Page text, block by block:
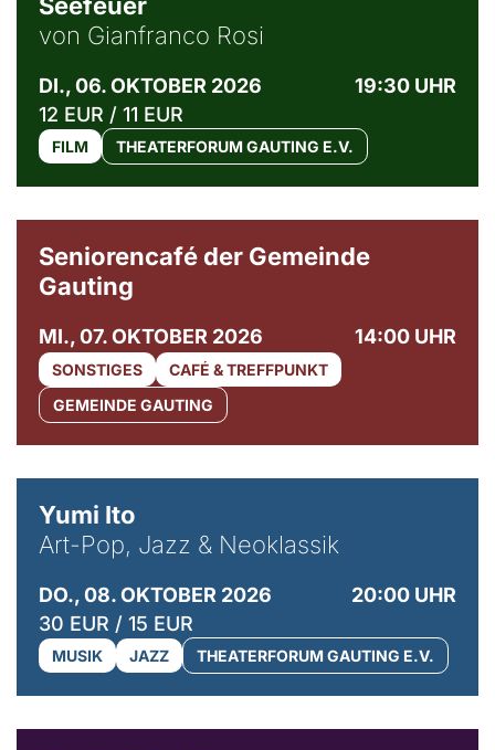
von Gianfranco Rosi
DI., 06. OKTOBER 2026
19:30 UHR
12 EUR / 11 EUR
FILM THEATERFORUM GAUTING E.V.
Seniorencafé der Gemeinde
Gauting
MI., 07. OKTOBER 2026 14:00 UHR
SONSTIGES
CAFÉ & TREFFPUNKT
GEMEINDE GAUTING
Yumi Ito
Art-Pop, Jazz & Neoklassik
DO., 08. OKTOBER 2026
20:00 UHR
30 EUR / 15 EUR
MUSIK JAZZ THEATERFORUM GAUTING E.V.